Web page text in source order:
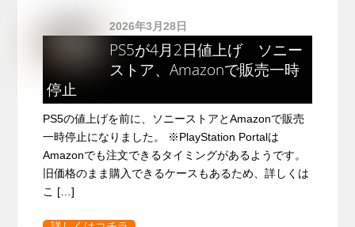
2026年3月28日
PS5が4月2日値上げ ソニー
ストア、Amazonで販売一時
停止
PS5の値上げを前に、ソニーストアとAmazonで販売
一時停止になりました。 ※PlayStation Portalは
Amazonでも注文できるタイミングがあるようです。
旧価格のまま購入できるケースもあるため、詳しくは
こ […]